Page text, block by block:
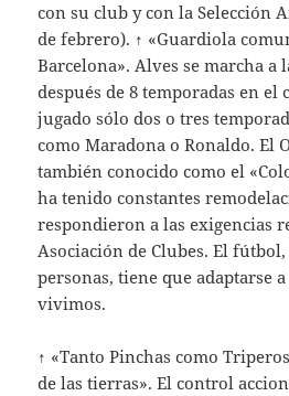
con su club y con la Selección
de febrero). ↑ «Guardiola
Barcelona». Alves se marcha a
después de 8 temporadas en el
jugado sólo dos o tres
como Maradona o Ronaldo. El
también conocido como el
ha tenido constantes
respondieron a las exigencias
Asociación de Clubes. El
personas, tiene que adaptarse
vivimos.
↑ «Tanto Pinchas como
de las tierras». El control